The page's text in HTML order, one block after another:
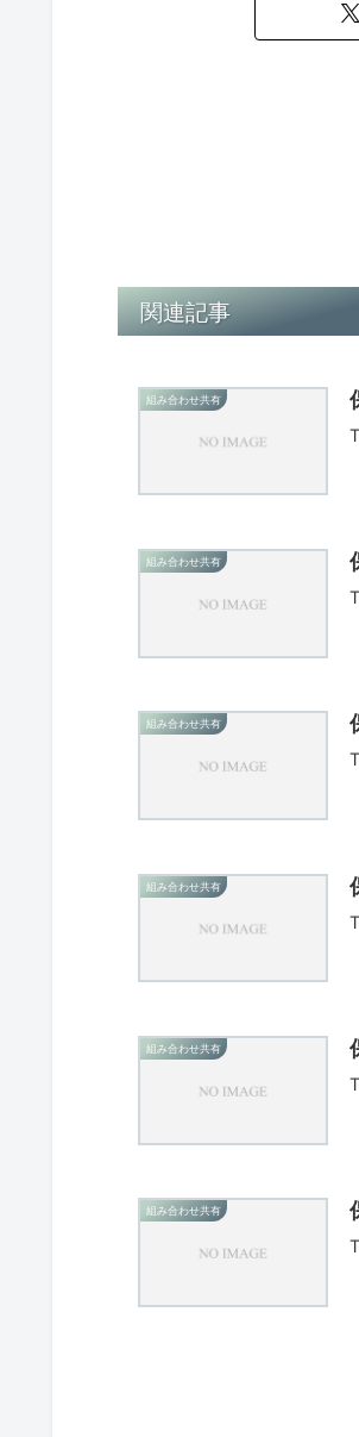
関連記事
組み合わせ共有
組み合わせ共有
組み合わせ共有
組み合わせ共有
組み合わせ共有
組み合わせ共有